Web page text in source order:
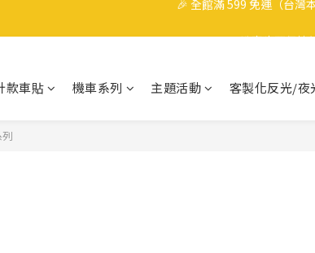
🎉 全館滿 599 免運（台灣
款車貼 機車系列 主題活動 客製化反光/夜